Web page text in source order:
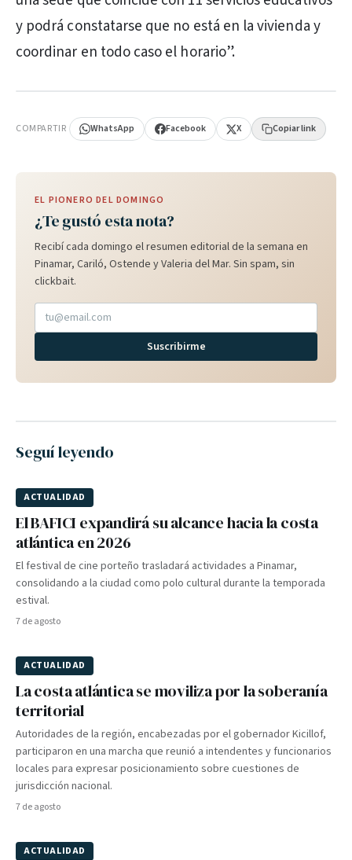
y podrá constatarse que no está en la vivienda y
coordinar en todo caso el horario”.
COMPARTIR WhatsApp Facebook X Copiar link
EL PIONERO DEL DOMINGO
¿Te gustó esta nota?
Recibí cada domingo el resumen editorial de la semana en
Pinamar, Cariló, Ostende y Valeria del Mar. Sin spam, sin
clickbait.
Suscribirme
Seguí leyendo
ACTUALIDAD
El BAFICI expandirá su alcance hacia la costa
atlántica en 2026
El festival de cine porteño trasladará actividades a Pinamar,
consolidando a la ciudad como polo cultural durante la temporada
estival.
7 de agosto
ACTUALIDAD
La costa atlántica se moviliza por la soberanía
territorial
Autoridades de la región, encabezadas por el gobernador Kicillof,
participaron en una marcha que reunió a intendentes y funcionarios
locales para expresar posicionamiento sobre cuestiones de
jurisdicción nacional.
7 de agosto
ACTUALIDAD